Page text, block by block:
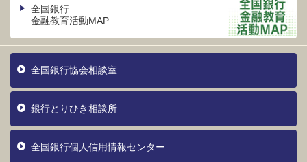
全国銀行
金融教育活動MAP
全国銀行協会相談室
銀行とりひき相談所
全国銀行個人信用情報センター